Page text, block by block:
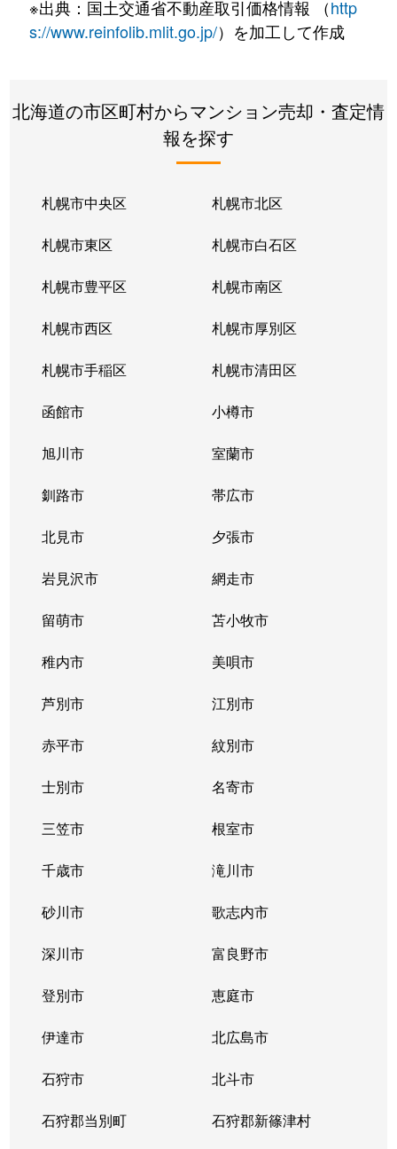
※出典：国土交通省不動産取引価格情報 （http
s://www.reinfolib.mlit.go.jp/）を加工して作成
北海道の市区町村からマンション売却・査定情
報を探す
札幌市中央区 札幌市北区
札幌市東区 札幌市白石区
札幌市豊平区 札幌市南区
札幌市西区 札幌市厚別区
札幌市手稲区 札幌市清田区
函館市 小樽市
旭川市 室蘭市
釧路市 帯広市
北見市 夕張市
岩見沢市 網走市
留萌市 苫小牧市
稚内市 美唄市
芦別市 江別市
赤平市 紋別市
士別市 名寄市
三笠市 根室市
千歳市 滝川市
砂川市 歌志内市
深川市 富良野市
登別市 恵庭市
伊達市 北広島市
石狩市 北斗市
石狩郡当別町 石狩郡新篠津村